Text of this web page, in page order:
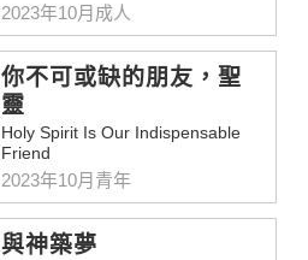
2023年10月成人
你不可或缺的朋友，聖
靈
Holy Spirit Is Our Indispensable
Friend
2023年10月青年
與神築夢